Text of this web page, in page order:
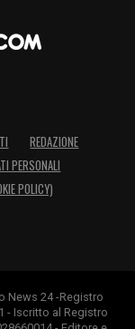
REDAZIONE
PERSONALI
POLICY)
News 24 -Registro
- Iscritto al Registro